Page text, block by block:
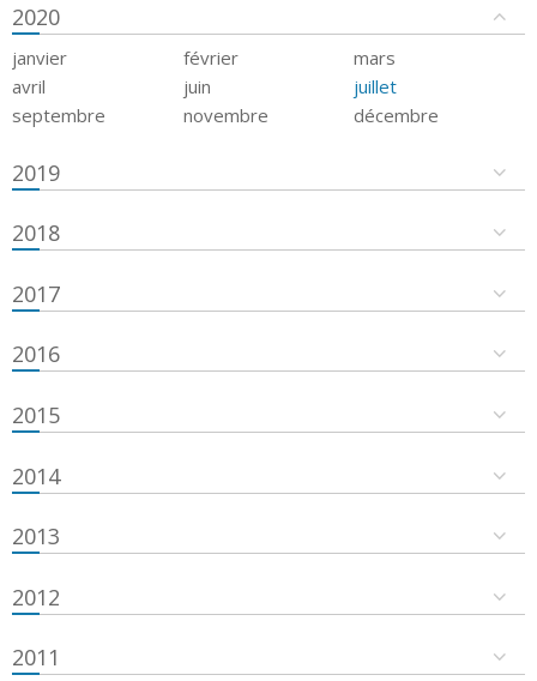
2020
janvier février
mars
avril
juin
juillet
septembre
novembre décembre
2019
2018
2017
2016
2015
2014
2013
2012
2011